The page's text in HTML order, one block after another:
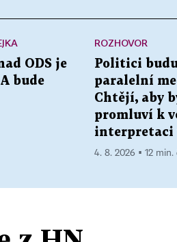
ODS je
bude
ROZHOVOR
Politici
paralelní
Chtějí, aby
promluví k
interpretaci
4. 8. 2026 ▪ 12 min.